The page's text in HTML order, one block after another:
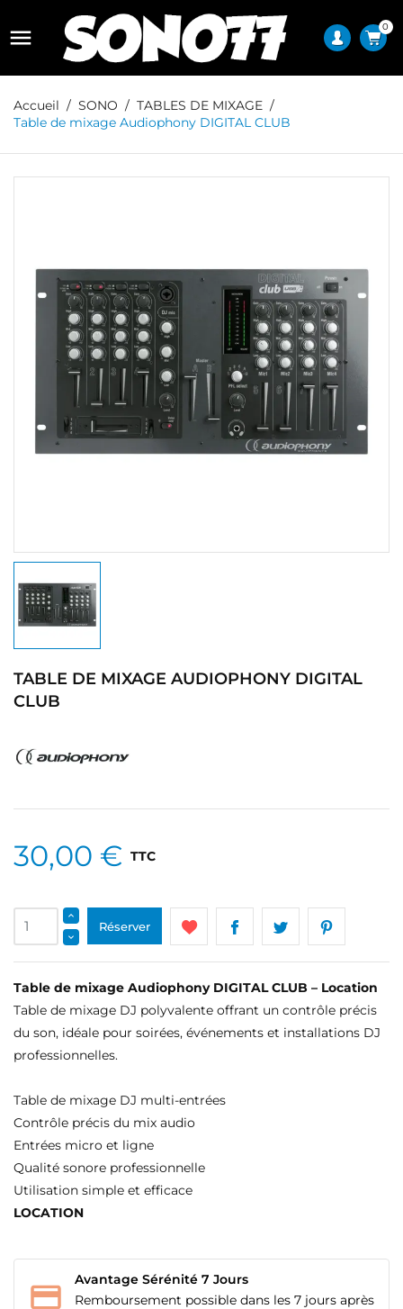
 0
Accueil SONO
TABLES DE MIXAGE
Table de mixage Audiophony DIGITAL CLUB
TABLE DE MIXAGE AUDIOPHONY DIGITAL
CLUB
30,00 € TTC
Réserver
Table de mixage Audiophony DIGITAL CLUB – Location
Table de mixage DJ polyvalente offrant un contrôle précis
du son, idéale pour soirées, événements et installations DJ
professionnelles.
Table de mixage DJ multi-entrées
Contrôle précis du mix audio
Entrées micro et ligne
Qualité sonore professionnelle
Utilisation simple et efficace
LOCATION
Avantage Sérénité 7 Jours
Remboursement possible dans les 7 jours après